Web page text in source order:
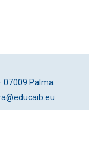
07009 Palma